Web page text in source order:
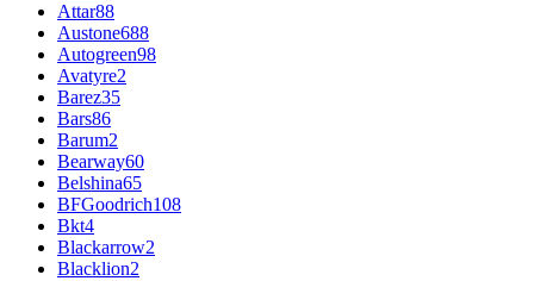
Attar88
Austone688
Autogreen98
Avatyre2
Barez35
Bars86
Barum2
Bearway60
Belshina65
BFGoodrich108
Bkt4
Blackarrow2
Blacklion2